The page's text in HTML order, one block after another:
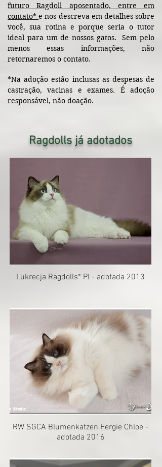
futuro Ragdoll aposentado, entre em
contato*e nos descreva em detalhes sobre
você, sua rotina e porque seria o tutor
ideal para um de nossos gatos. Sem pelo
menos essas informações, não
retornaremos o contato.
*Na adoção estão inclusas as despesas de
castração, vacinas e exames. É adoção
responsável, não doação.
Ragdolls já adotados
Lukrecja Ragdolls* Pl - adotada 2013
RW SGCA Blumenkatzen Fergie Chloe -
adotada 2016